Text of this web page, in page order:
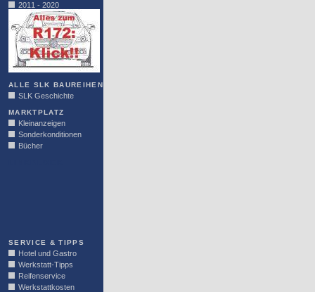
2011 - 2020
ALLE SLK BAUREIHEN
SLK Geschichte
MARKTPLATZ
Kleinanzeigen
Sonderkonditionen
Bücher
SERVICE & TIPPS
Hotel und Gastro
Werkstatt-Tipps
Reifenservice
Werkstattkosten